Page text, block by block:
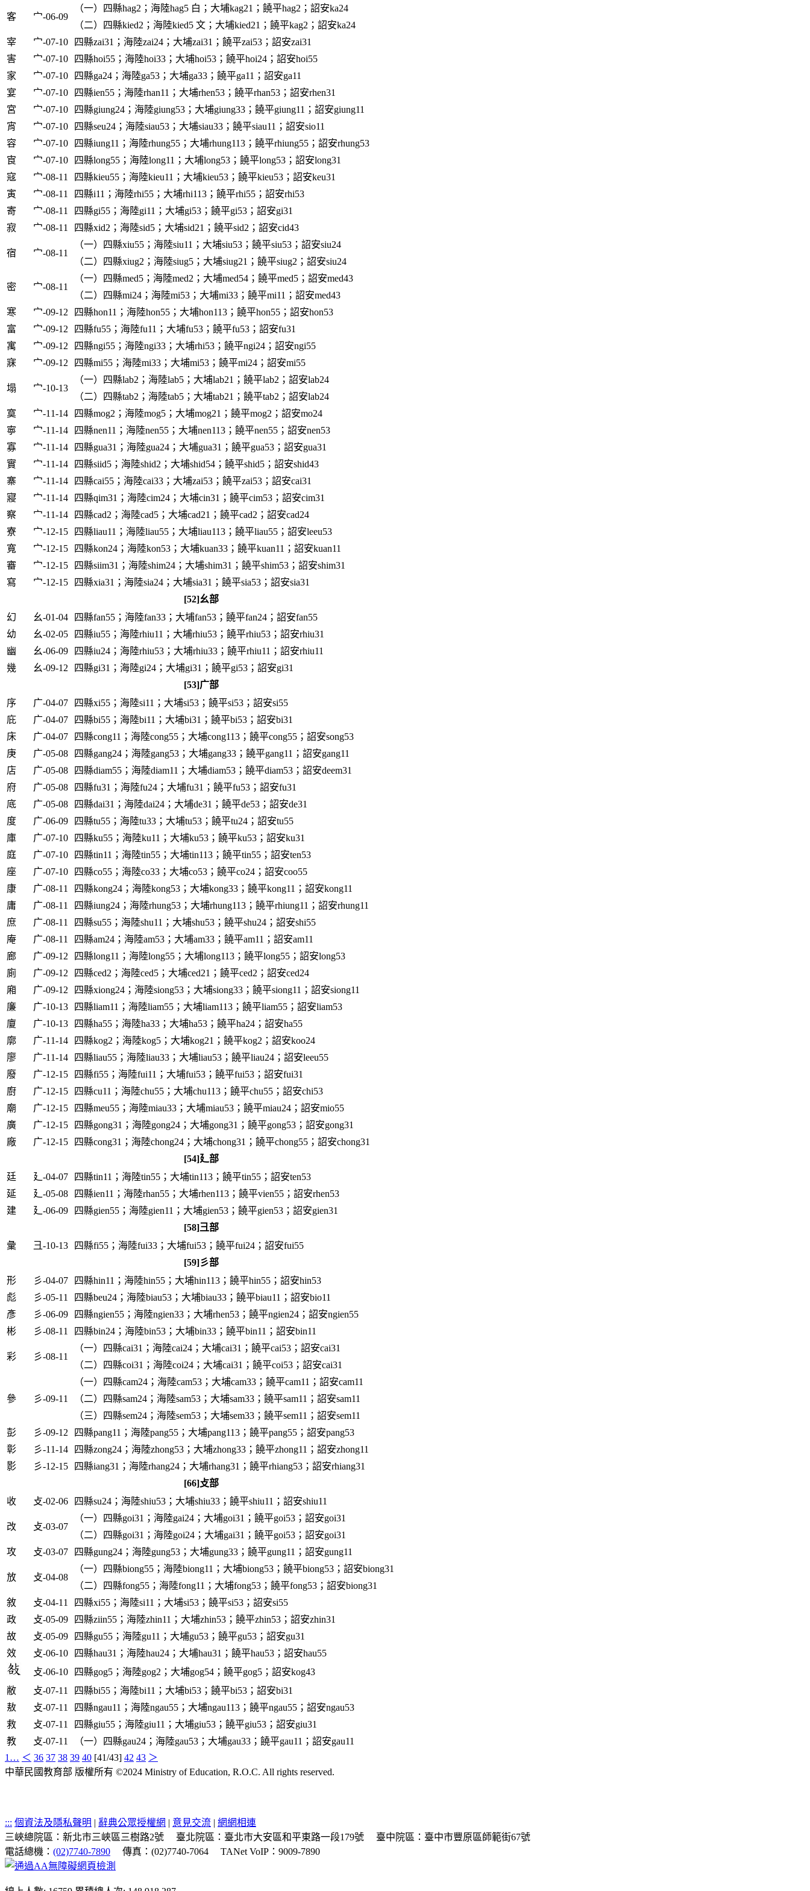
客 宀-06-09
（一）四縣hag2；海陸hag5 白；大埔kag21；饒平hag2；詔安ka24
（二）四縣kied2；海陸kied5 文；大埔kied21；饒平kag2；詔安ka24
宰
宀-07-10
四縣zai31；海陸zai24；大埔zai31；饒平zai53；詔安zai31
害
宀-07-10
四縣hoi55；海陸hoi33；大埔hoi53；饒平hoi24；詔安hoi55
家
宀-07-10
四縣ga24；海陸ga53；大埔ga33；饒平ga11；詔安ga11
宴
宀-07-10
四縣ien55；海陸rhan11；大埔rhen53；饒平rhan53；詔安rhen31
宮
宀-07-10
四縣giung24；海陸giung53；大埔giung33；饒平giung11；詔安giung11
宵
宀-07-10
四縣seu24；海陸siau53；大埔siau33；饒平siau11；詔安sio11
容
宀-07-10
四縣iung11；海陸rhung55；大埔rhung113；饒平rhiung55；詔安rhung53
㝗
宀-07-10
四縣long55；海陸long11；大埔long53；饒平long53；詔安long31
寇
宀-08-11
四縣kieu55；海陸kieu11；大埔kieu53；饒平kieu53；詔安keu31
寅
宀-08-11
四縣i11；海陸rhi55；大埔rhi113；饒平rhi55；詔安rhi53
寄
宀-08-11
四縣gi55；海陸gi11；大埔gi53；饒平gi53；詔安gi31
寂
宀-08-11 四縣xid2；海陸sid5；大埔sid21；饒平sid2；詔安cid43
宿 宀-08-11
（一）四縣xiu55；海陸siu11；大埔siu53；饒平siu53；詔安siu24
（二）四縣xiug2；海陸siug5；大埔siug21；饒平siug2；詔安siu24
密 宀-08-11
（一）四縣med5；海陸med2；大埔med54；饒平med5；詔安med43
（二）四縣mi24；海陸mi53；大埔mi33；饒平mi11；詔安med43
寒
宀-09-12
四縣hon11；海陸hon55；大埔hon113；饒平hon55；詔安hon53
富
宀-09-12
四縣fu55；海陸fu11；大埔fu53；饒平fu53；詔安fu31
寓
宀-09-12
四縣ngi55；海陸ngi33；大埔rhi53；饒平ngi24；詔安ngi55
寐
宀-09-12 四縣mi55；海陸mi33；大埔mi53；饒平mi24；詔安mi55
塌 宀-10-13
（一）四縣lab2；海陸lab5；大埔lab21；饒平lab2；詔安lab24
（二）四縣tab2；海陸tab5；大埔tab21；饒平tab2；詔安lab24
寞
宀-11-14
四縣mog2；海陸mog5；大埔mog21；饒平mog2；詔安mo24
寧
宀-11-14
四縣nen11；海陸nen55；大埔nen113；饒平nen55；詔安nen53
寡
宀-11-14
四縣gua31；海陸gua24；大埔gua31；饒平gua53；詔安gua31
實
宀-11-14
四縣siid5；海陸shid2；大埔shid54；饒平shid5；詔安shid43
寨
宀-11-14
四縣cai55；海陸cai33；大埔zai53；饒平zai53；詔安cai31
寢
宀-11-14
四縣qim31；海陸cim24；大埔cin31；饒平cim53；詔安cim31
察
宀-11-14
四縣cad2；海陸cad5；大埔cad21；饒平cad2；詔安cad24
寮
宀-12-15
四縣liau11；海陸liau55；大埔liau113；饒平liau55；詔安leeu53
寬
宀-12-15
四縣kon24；海陸kon53；大埔kuan33；饒平kuan11；詔安kuan11
審
宀-12-15
四縣siim31；海陸shim24；大埔shim31；饒平shim53；詔安shim31
寫
宀-12-15
四縣xia31；海陸sia24；大埔sia31；饒平sia53；詔安sia31
[52]幺部
幻
幺-01-04
四縣fan55；海陸fan33；大埔fan53；饒平fan24；詔安fan55
幼
幺-02-05
四縣iu55；海陸rhiu11；大埔rhiu53；饒平rhiu53；詔安rhiu31
幽
幺-06-09
四縣iu24；海陸rhiu53；大埔rhiu33；饒平rhiu11；詔安rhiu11
幾
幺-09-12
四縣gi31；海陸gi24；大埔gi31；饒平gi53；詔安gi31
[53]广部
序
广-04-07
四縣xi55；海陸si11；大埔si53；饒平si53；詔安si55
庇
广-04-07
四縣bi55；海陸bi11；大埔bi31；饒平bi53；詔安bi31
床
广-04-07
四縣cong11；海陸cong55；大埔cong113；饒平cong55；詔安song53
庚
广-05-08
四縣gang24；海陸gang53；大埔gang33；饒平gang11；詔安gang11
店
广-05-08
四縣diam55；海陸diam11；大埔diam53；饒平diam53；詔安deem31
府
广-05-08
四縣fu31；海陸fu24；大埔fu31；饒平fu53；詔安fu31
底
广-05-08
四縣dai31；海陸dai24；大埔de31；饒平de53；詔安de31
度
广-06-09
四縣tu55；海陸tu33；大埔tu53；饒平tu24；詔安tu55
庫
广-07-10
四縣ku55；海陸ku11；大埔ku53；饒平ku53；詔安ku31
庭
广-07-10
四縣tin11；海陸tin55；大埔tin113；饒平tin55；詔安ten53
座
广-07-10
四縣co55；海陸co33；大埔co53；饒平co24；詔安coo55
康
广-08-11
四縣kong24；海陸kong53；大埔kong33；饒平kong11；詔安kong11
庸
广-08-11
四縣iung24；海陸rhung53；大埔rhung113；饒平rhiung11；詔安rhung11
庶
广-08-11
四縣su55；海陸shu11；大埔shu53；饒平shu24；詔安shi55
庵
广-08-11
四縣am24；海陸am53；大埔am33；饒平am11；詔安am11
廊
广-09-12
四縣long11；海陸long55；大埔long113；饒平long55；詔安long53
廁
广-09-12
四縣ced2；海陸ced5；大埔ced21；饒平ced2；詔安ced24
廂
广-09-12
四縣xiong24；海陸siong53；大埔siong33；饒平siong11；詔安siong11
廉
广-10-13
四縣liam11；海陸liam55；大埔liam113；饒平liam55；詔安liam53
廈
广-10-13
四縣ha55；海陸ha33；大埔ha53；饒平ha24；詔安ha55
廓
广-11-14
四縣kog2；海陸kog5；大埔kog21；饒平kog2；詔安koo24
廖
广-11-14
四縣liau55；海陸liau33；大埔liau53；饒平liau24；詔安leeu55
廢
广-12-15
四縣fi55；海陸fui11；大埔fui53；饒平fui53；詔安fui31
廚
广-12-15
四縣cu11；海陸chu55；大埔chu113；饒平chu55；詔安chi53
廟
广-12-15
四縣meu55；海陸miau33；大埔miau53；饒平miau24；詔安mio55
廣
广-12-15
四縣gong31；海陸gong24；大埔gong31；饒平gong53；詔安gong31
廠
广-12-15
四縣cong31；海陸chong24；大埔chong31；饒平chong55；詔安chong31
[54]廴部
廷
廴-04-07
四縣tin11；海陸tin55；大埔tin113；饒平tin55；詔安ten53
延
廴-05-08
四縣ien11；海陸rhan55；大埔rhen113；饒平vien55；詔安rhen53
建
廴-06-09
四縣gien55；海陸gien11；大埔gien53；饒平gien53；詔安gien31
[58]彐部
彙
彐-10-13
四縣fi55；海陸fui33；大埔fui53；饒平fui24；詔安fui55
[59]彡部
形
彡-04-07
四縣hin11；海陸hin55；大埔hin113；饒平hin55；詔安hin53
彪
彡-05-11
四縣beu24；海陸biau53；大埔biau33；饒平biau11；詔安bio11
彥
彡-06-09
四縣ngien55；海陸ngien33；大埔rhen53；饒平ngien24；詔安ngien55
彬
彡-08-11 四縣bin24；海陸bin53；大埔bin33；饒平bin11；詔安bin11
彩 彡-08-11
（一）四縣cai31；海陸cai24；大埔cai31；饒平cai53；詔安cai31
（二）四縣coi31；海陸coi24；大埔cai31；饒平coi53；詔安cai31
參 彡-09-11
（一）四縣cam24；海陸cam53；大埔cam33；饒平cam11；詔安cam11
（二）四縣sam24；海陸sam53；大埔sam33；饒平sam11；詔安sam11
（三）四縣sem24；海陸sem53；大埔sem33；饒平sem11；詔安sem11
彭
彡-09-12
四縣pang11；海陸pang55；大埔pang113；饒平pang55；詔安pang53
彰
彡-11-14
四縣zong24；海陸zhong53；大埔zhong33；饒平zhong11；詔安zhong11
影
彡-12-15
四縣iang31；海陸rhang24；大埔rhang31；饒平rhiang53；詔安rhiang31
[66]攴部
收
攴-02-06 四縣su24；海陸shiu53；大埔shiu33；饒平shiu11；詔安shiu11
改 攴-03-07
（一）四縣goi31；海陸gai24；大埔goi31；饒平goi53；詔安goi31
（二）四縣goi31；海陸goi24；大埔gai31；饒平goi53；詔安goi31
攻
攴-03-07 四縣gung24；海陸gung53；大埔gung33；饒平gung11；詔安gung11
放 攴-04-08
（一）四縣biong55；海陸biong11；大埔biong53；饒平biong53；詔安biong31
（二）四縣fong55；海陸fong11；大埔fong53；饒平fong53；詔安biong31
敘
攴-04-11
四縣xi55；海陸si11；大埔si53；饒平si53；詔安si55
政
攴-05-09
四縣ziin55；海陸zhin11；大埔zhin53；饒平zhin53；詔安zhin31
故
攴-05-09
四縣gu55；海陸gu11；大埔gu53；饒平gu53；詔安gu31
效
攴-06-10
四縣hau31；海陸hau24；大埔hau31；饒平hau53；詔安hau55
攴-06-10
四縣gog5；海陸gog2；大埔gog54；饒平gog5；詔安kog43
敝
攴-07-11
四縣bi55；海陸bi11；大埔bi53；饒平bi53；詔安bi31
敖
攴-07-11
四縣ngau11；海陸ngau55；大埔ngau113；饒平ngau55；詔安ngau53
救
攴-07-11
四縣giu55；海陸giu11；大埔giu53；饒平giu53；詔安giu31
教
攴-07-11
（一）四縣gau24；海陸gau53；大埔gau33；饒平gau11；詔安gau11
1… ＜ 36 37 38 39 40 [41/43] 42 43 ＞
中華民國教育部 版權所有 ©2024 Ministry of Education, R.O.C. All rights reserved.
::: 個資法及隱私聲明 | 辭典公眾授權網 | 意見交流 | 網網相連
三峽總院區：新北市三峽區三樹路2號
臺北院區：臺北市大安區和平東路一段179號
臺中院區：臺中市豐原區師範街67號
電話總機： (02)7740-7890 傳真：(02)7740-7064 TANet VoIP：9009-7890